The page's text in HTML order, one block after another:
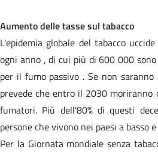
Aumento delle tasse sul tabacco
L'epidemia globale del tabacco
ogni anno , di cui più di 600 000
per il fumo passivo . Se non
prevede che entro il 2030
fumatori. Più dell'80% di questi
persone che vivono nei paesi a basso
Per la Giornata mondiale senza